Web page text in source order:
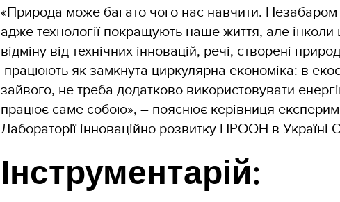
«Природа може багато чого нас навчити. Незабаром
адже технології покращують наше життя, але інколи
відміну від технічних інновацій, речі, створені
працюють як замкнута циркулярна економіка: в
зайвого, не треба додатково використовувати
працює саме собою», – пояснює керівниця
Лабораторії інноваційно розвитку ПРООН в Україні
Інструментарій: